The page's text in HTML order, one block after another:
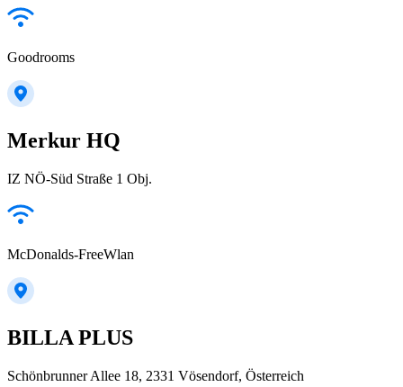
Goodrooms
Merkur HQ
IZ NÖ-Süd Straße 1 Obj.
McDonalds-FreeWlan
BILLA PLUS
Schönbrunner Allee 18, 2331 Vösendorf, Österreich